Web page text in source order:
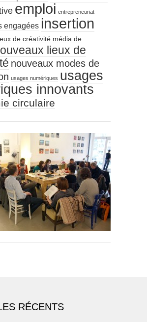
emploi entrepreneuriat
engagées insertion
de créativité média de
lieux de
nouveaux modes de
usages numériques usages
innovants
circulaire
RÉCENTS